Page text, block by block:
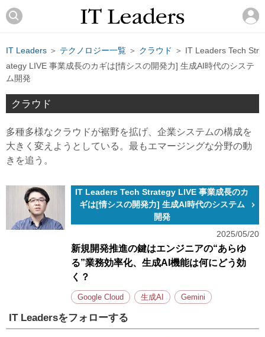
IT Leaders ＞ テクノロジー一覧 ＞ クラウド ＞ IT Leaders Tech Str
ategy LIVE 事業成長のカギは[情シスの開発力] 生成AI時代のシステ
ム開発
クラウド
多種多様なクラウドが裾野を拡げ、企業システムの構成を
大きく変えようとしている。最もエマージングな分野の動
きを追う。
IT Leaders Tech Strategy LIVE 事業成長のカ
ギは[情シスの開発力] 生成AI時代のシステム
開発
2025/05/20
新規開発推進の鍵はエンジニアの“あらゆ
る”業務効率化、生成AI機能は何にどう効
く？
Google Cloud 生成AI Gemini
IT Leadersをフォローする